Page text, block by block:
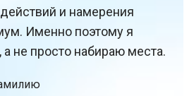
и намерения
Именно поэтому я
не просто набираю места.